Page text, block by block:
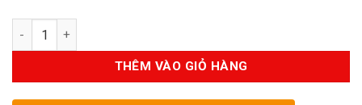
Số lượng
THÊM VÀO GIỎ HÀNG